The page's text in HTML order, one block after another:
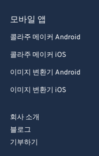
모바일 앱
콜라주 메이커 Android
콜라주 메이커 iOS
이미지 변환기 Android
이미지 변환기 iOS
회사 소개
블로그
기부하기